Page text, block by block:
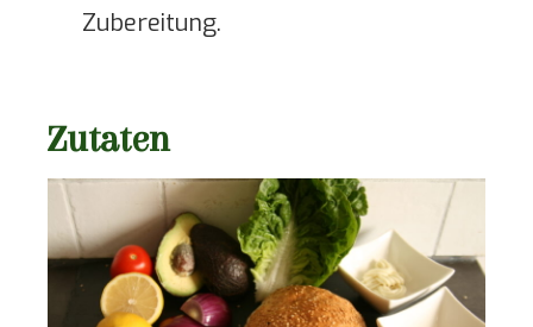
Zubereitung.
Zutaten